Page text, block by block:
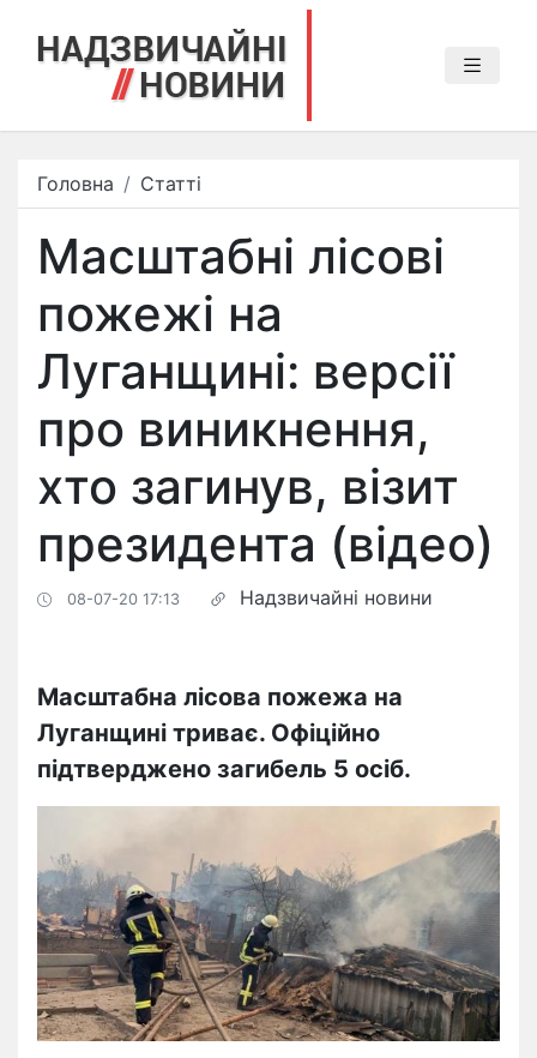
Головна Статті
Масштабні лісові
пожежі на
Луганщині: версії
про виникнення,
хто загинув, візит
президента (відео)
08-07-20 17:13 Надзвичайні новини
​Масштабна лісова пожежа на
Луганщині триває. Офіційно
підтверджено загибель 5 осіб.